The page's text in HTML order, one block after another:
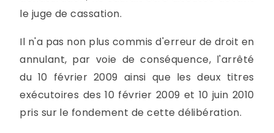
le juge de cassation.
Il n'a pas non plus commis d'erreur de droit en
annulant, par voie de conséquence, l'arrêté
du 10 février 2009 ainsi que les deux titres
exécutoires des 10 février 2009 et 10 juin 2010
pris sur le fondement de cette délibération.